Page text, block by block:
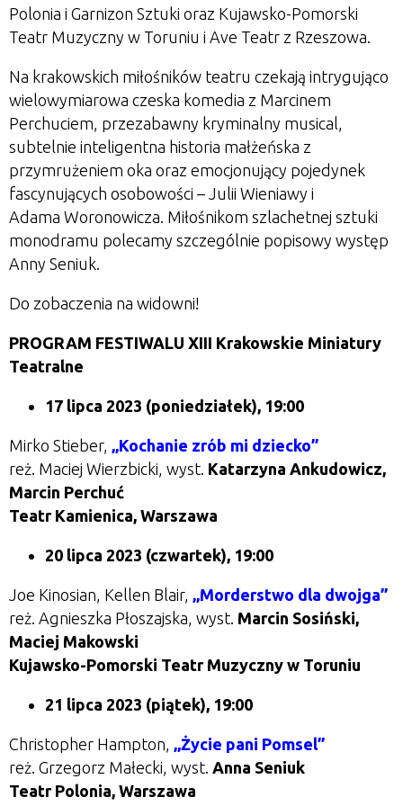
Polonia i Garnizon Sztuki oraz Kujawsko-Pomorski
Teatr Muzyczny w Toruniu i Ave Teatr z Rzeszowa.
Na krakowskich miłośników teatru czekają intrygująco
wielowymiarowa czeska komedia z Marcinem
Perchuciem, przezabawny kryminalny musical,
subtelnie inteligentna historia małżeńska z
przymrużeniem oka oraz emocjonujący pojedynek
fascynujących osobowości – Julii Wieniawy i
Adama Woronowicza. Miłośnikom szlachetnej sztuki
monodramu polecamy szczególnie popisowy występ
Anny Seniuk.
Do zobaczenia na widowni!
PROGRAM FESTIWALU XIII Krakowskie Miniatury
Teatralne
17 lipca 2023 (poniedziałek), 19:00
Mirko Stieber, „Kochanie zrób mi dziecko”
reż. Maciej Wierzbicki, wyst. Katarzyna Ankudowicz,
Marcin Perchuć
Teatr Kamienica, Warszawa
20 lipca 2023 (czwartek), 19:00
Joe Kinosian, Kellen Blair, „Morderstwo dla dwojga”
reż. Agnieszka Płoszajska, wyst. Marcin Sosiński,
Maciej Makowski
Kujawsko-Pomorski Teatr Muzyczny w Toruniu
21 lipca 2023 (piątek), 19:00
Christopher Hampton, „Życie pani Pomsel”
reż. Grzegorz Małecki, wyst. Anna Seniuk
Teatr Polonia, Warszawa